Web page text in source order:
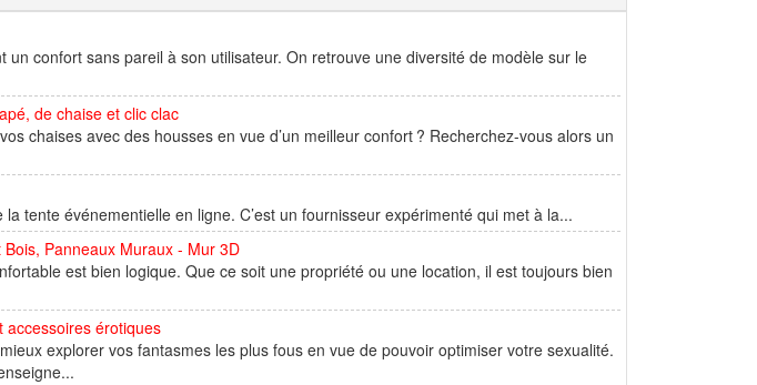
un confort sans pareil à son utilisateur. On retrouve une diversité de modèle sur le
de chaise et clic clac
chaises avec des housses en vue d’un meilleur confort ? Recherchez-vous alors un
tente événementielle en ligne. C’est un fournisseur expérimenté qui met à la...
Panneaux Muraux - Mur 3D
est bien logique. Que ce soit une propriété ou une location, il est toujours bien
accessoires érotiques
explorer vos fantasmes les plus fous en vue de pouvoir optimiser votre sexualité.